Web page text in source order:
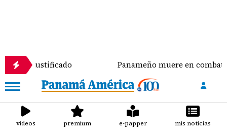
Panameño muere en combate tras
videos premium e-papper mis noticias